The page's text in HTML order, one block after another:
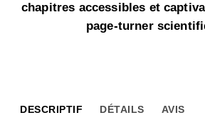
chapitres accessibles et
page-turner
DESCRIPTIF DÉTAILS AVIS